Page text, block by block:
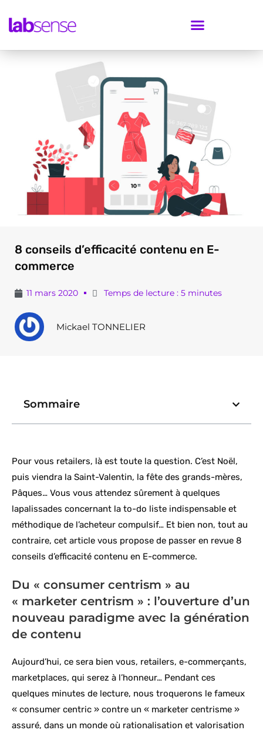
8 conseils d’efficacité contenu en E-
commerce
11 mars 2020 Temps de lecture : 5 minutes
Mickael TONNELIER
Sommaire
Pour vous retailers, là est toute la question. C’est Noël,
puis viendra la Saint-Valentin, la fête des grands-mères,
Pâques… Vous vous attendez sûrement à quelques
lapalissades concernant la to-do liste indispensable et
méthodique de l’acheteur compulsif… Et bien non, tout au
contraire, cet article vous propose de passer en revue 8
conseils d’efficacité contenu en E-commerce.
Du « consumer centrism » au
« marketer centrism » : l’ouverture d’un
nouveau paradigme avec la génération
de contenu
Aujourd’hui, ce sera bien vous, retailers, e-commerçants,
marketplaces, qui serez à l’honneur… Pendant ces
quelques minutes de lecture, nous troquerons le fameux
« consumer centric » contre un « marketer centrisme »
assuré, dans un monde où rationalisation et valorisation